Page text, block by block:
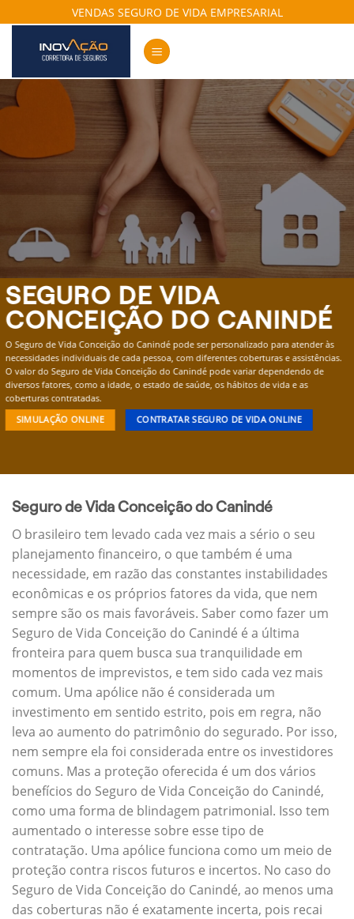
to
content
VENDAS SEGURO DE VIDA EMPRESARIAL
SEGURO DE VIDA
CONCEIÇÃO DO CANINDÉ
O Seguro de Vida Conceição do Canindé pode ser personalizado para atender às
necessidades individuais de cada pessoa, com diferentes coberturas e assistências.
O valor do Seguro de Vida Conceição do Canindé pode variar dependendo de
diversos fatores, como a idade, o estado de saúde, os hábitos de vida e as
coberturas contratadas.
SIMULAÇÃO ONLINE CONTRATAR SEGURO DE VIDA ONLINE
Seguro de Vida Conceição do Canindé
O brasileiro tem levado cada vez mais a sério o seu
planejamento financeiro, o que também é uma
necessidade, em razão das constantes instabilidades
econômicas e os próprios fatores da vida, que nem
sempre são os mais favoráveis. Saber como fazer um
Seguro de Vida Conceição do Canindé é a última
fronteira para quem busca sua tranquilidade em
momentos de imprevistos, e tem sido cada vez mais
comum. Uma apólice não é considerada um
investimento em sentido estrito, pois em regra, não
leva ao aumento do patrimônio do segurado. Por isso,
nem sempre ela foi considerada entre os investidores
comuns. Mas a proteção oferecida é um dos vários
benefícios do Seguro de Vida Conceição do Canindé,
como uma forma de blindagem patrimonial. Isso tem
aumentado o interesse sobre esse tipo de
contratação. Uma apólice funciona como um meio de
proteção contra riscos futuros e incertos. No caso do
Seguro de Vida Conceição do Canindé, ao menos uma
das coberturas não é exatamente incerta, pois recai